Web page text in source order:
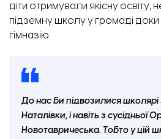
діти отримували якісну
підземну школу у громаді
гімназію.
До нас би підвозилися школярі
Наталівки, і навіть з сусідньої
Новотавричеська. Тобто у цій